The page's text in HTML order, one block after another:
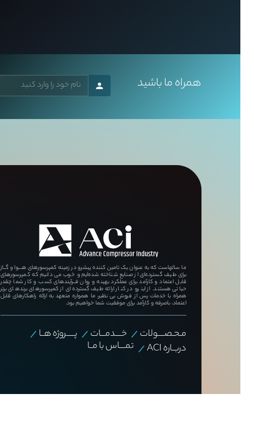
همراه ما باشید
ما سالهاست که به عنوان یک تامین کننده پیشرو در زمینه کمپرسورهای هـــوا و گــاز
برای طیف گسترده‌ای از صنایع شناخته شده‌ایم و خوب می دانیم که کمپرسورهای
قابل اعتماد و کارآمد برای عملکرد بهینه و روان فــرآیندهای کسب و کار شما چقدر
حیاتی هستند. از اینرو در کنار ارائه طیف گسترده‌ای از کمپرسورهای برندهای برتر
همراه با خدمات پس از فروش بی نظیر، ما همواره متعهد به ارائه راهکارهای قابل
اعتماد، باصرفه و کارآمد برای موفقیت شما خواهیم بود.
مـحـصــــولات خــــدمـــات
پـــــروژه هــا
دربــاره ACI
تمــــاس با مــا